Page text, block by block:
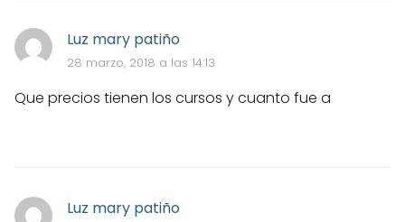
Luz mary patiño
28 marzo, 2018 a las 14:13
Que precios tienen los cursos y cuanto fue a
Luz mary patiño